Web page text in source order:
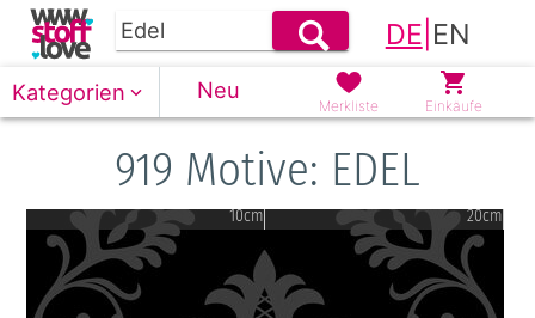
DE EN
Kategorien Neu
Merkliste Einkäufe
919 Motive: EDEL
10cm 20cm